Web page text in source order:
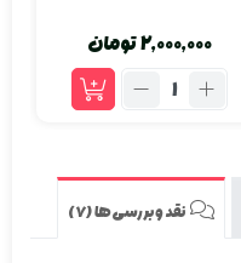
2,000,000تومان
تعداد:
شیگلم
Flutter
نقد و بررسی‌ها (7)